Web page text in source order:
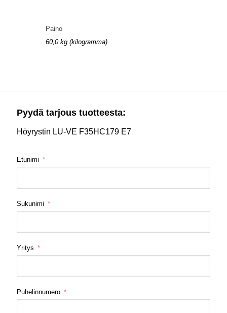
Paino
60,0 kg (kilogramma)
Pyydä tarjous tuotteesta:
Höyrystin LU-VE F35HC179 E7
Etunimi
Sukunimi
Yritys
Puhelinnumero